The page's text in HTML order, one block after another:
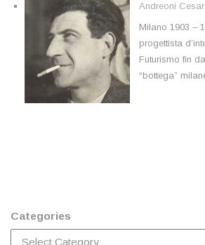
Andreoni
Milano 1903 –
progettista
Futurismo fin
“bottega”
Categories